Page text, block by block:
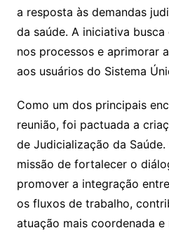
a resposta às demandas
da saúde. A iniciativa
nos processos e aprimorar
aos usuários do Sistema
Como um dos principais
reunião, foi pactuada a
de Judicialização da
missão de fortalecer o
promover a integração
os fluxos de trabalho,
atuação mais coordenada